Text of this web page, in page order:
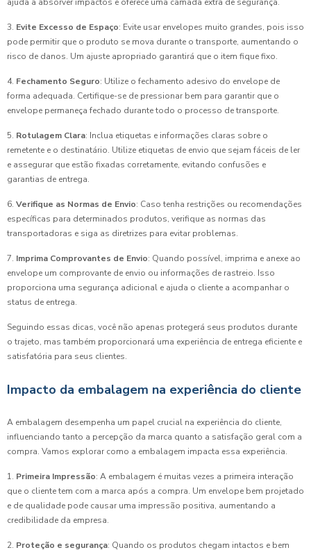
3. Evite Excesso de Espaço: Evite usar envelopes muito grandes, pois isso
pode permitir que o produto se mova durante o transporte, aumentando o
risco de danos. Um ajuste apropriado garantirá que o item fique fixo.
4. Fechamento Seguro: Utilize o fechamento adesivo do envelope de
forma adequada. Certifique-se de pressionar bem para garantir que o
envelope permaneça fechado durante todo o processo de transporte.
5. Rotulagem Clara: Inclua etiquetas e informações claras sobre o
remetente e o destinatário. Utilize etiquetas de envio que sejam fáceis de ler
e assegurar que estão fixadas corretamente, evitando confusões e
garantias de entrega.
6. Verifique as Normas de Envio: Caso tenha restrições ou recomendações
específicas para determinados produtos, verifique as normas das
transportadoras e siga as diretrizes para evitar problemas.
7. Imprima Comprovantes de Envio: Quando possível, imprima e anexe ao
envelope um comprovante de envio ou informações de rastreio. Isso
proporciona uma segurança adicional e ajuda o cliente a acompanhar o
status de entrega.
Seguindo essas dicas, você não apenas protegerá seus produtos durante
o trajeto, mas também proporcionará uma experiência de entrega eficiente e
satisfatória para seus clientes.
Impacto da embalagem na experiência do cliente
A embalagem desempenha um papel crucial na experiência do cliente,
influenciando tanto a percepção da marca quanto a satisfação geral com a
compra. Vamos explorar como a embalagem impacta essa experiência.
1. Primeira Impressão: A embalagem é muitas vezes a primeira interação
que o cliente tem com a marca após a compra. Um envelope bem projetado
e de qualidade pode causar uma impressão positiva, aumentando a
credibilidade da empresa.
2. Proteção e segurança: Quando os produtos chegam intactos e bem